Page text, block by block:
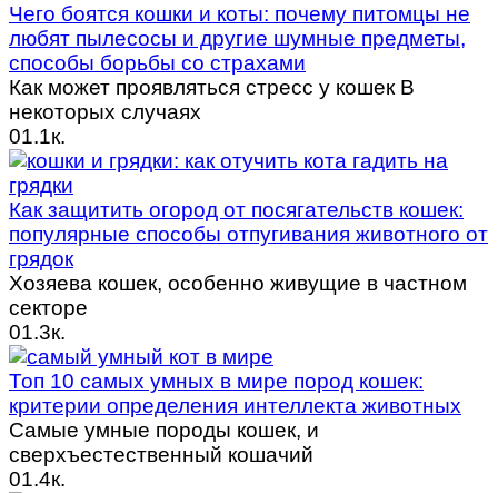
Чего боятся кошки и коты: почему питомцы не
любят пылесосы и другие шумные предметы,
способы борьбы со страхами
Как может проявляться стресс у кошек В
некоторых случаях
01.1к.
Как защитить огород от посягательств кошек:
популярные способы отпугивания животного от
грядок
Хозяева кошек, особенно живущие в частном
секторе
01.3к.
Топ 10 самых умных в мире пород кошек:
критерии определения интеллекта животных
Самые умные породы кошек, и
сверхъестественный кошачий
01.4к.